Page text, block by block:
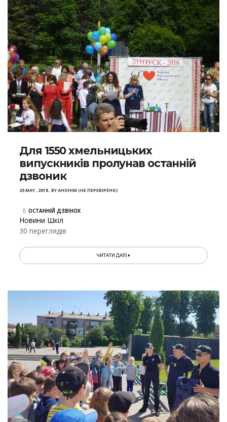
Для 1550 хмельницьких
випускників пролунав останній
дзвоник
25 MAY , 2018,BYАНОНІМ (НЕ ПЕРЕВІРЕНО)
ОСТАННІЙ ДЗВІНОК
Новини Шкіл
30 переглядів
ЧИТАТИ ДАЛІ